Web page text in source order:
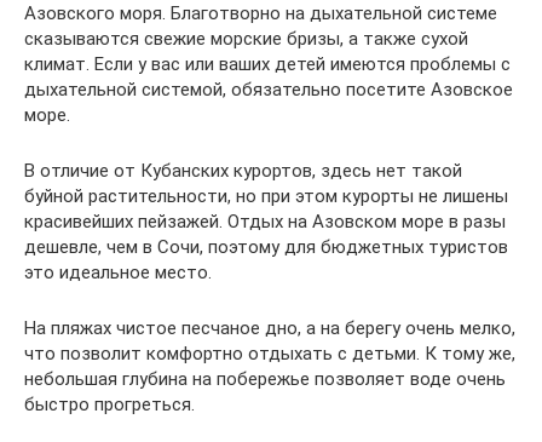
Азовского моря. Благотворно на дыхательной системе
сказываются свежие морские бризы, а также сухой
климат. Если у вас или ваших детей имеются проблемы с
дыхательной системой, обязательно посетите Азовское
море.
В отличие от Кубанских курортов, здесь нет такой
буйной растительности, но при этом курорты не лишены
красивейших пейзажей. Отдых на Азовском море в разы
дешевле, чем в Сочи, поэтому для бюджетных туристов
это идеальное место.
На пляжах чистое песчаное дно, а на берегу очень мелко,
что позволит комфортно отдыхать с детьми. К тому же,
небольшая глубина на побережье позволяет воде очень
быстро прогреться.